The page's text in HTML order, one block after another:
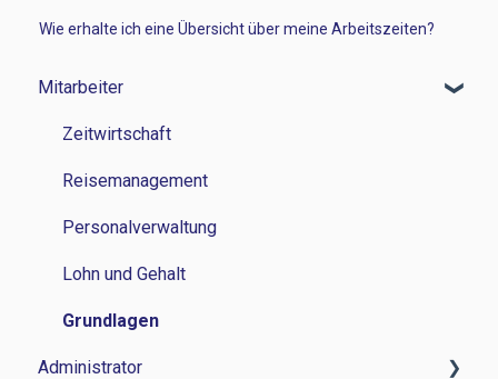
Wie erhalte ich eine Übersicht über meine Arbeitszeiten?
Mitarbeiter
Zeitwirtschaft
Reisemanagement
Personalverwaltung
Lohn und Gehalt
Grundlagen
Administrator